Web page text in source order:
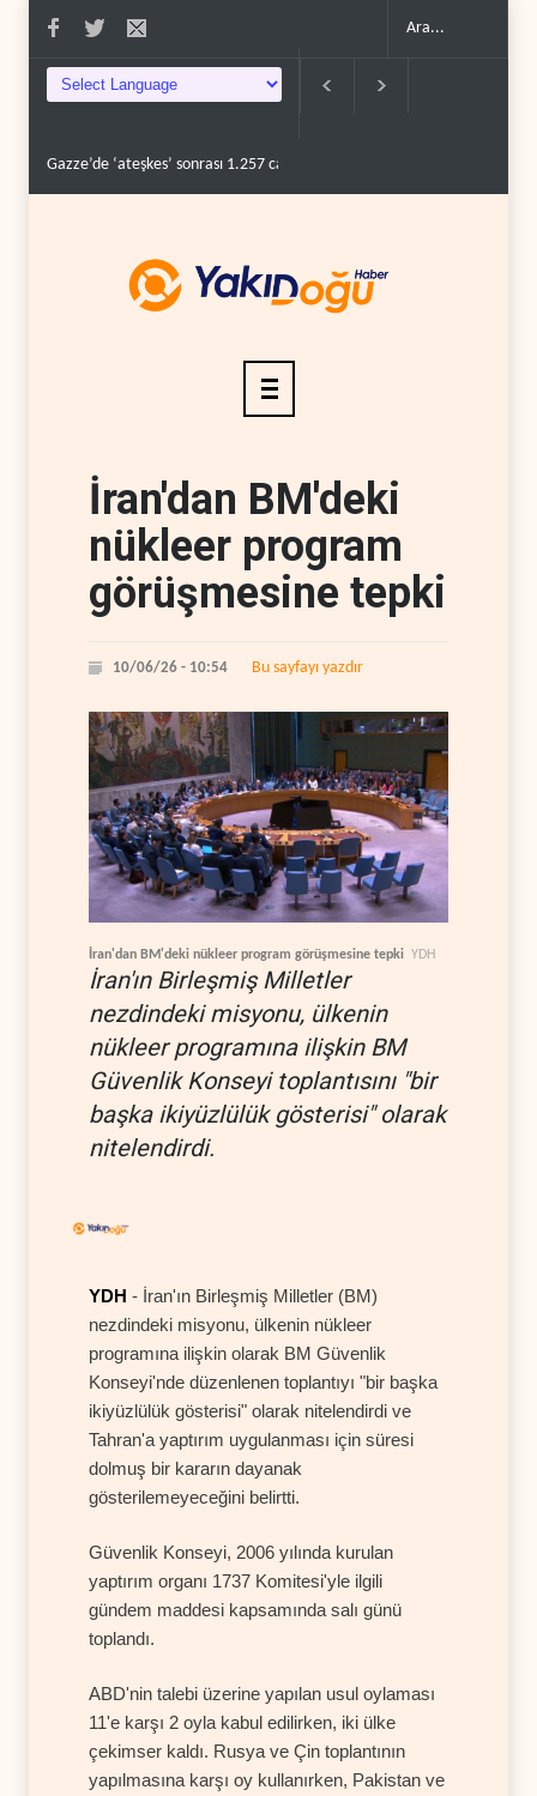
Gazze’de ‘ateşkes’ sonrası 1.257 can kaybı..
İran'dan BM'deki
nükleer program
görüşmesine tepki
10/06/26 - 10:54 Bu sayfayı yazdır
İran'dan BM'deki nükleer program görüşmesine tepki YDH
İran'ın Birleşmiş Milletler
nezdindeki misyonu, ülkenin
nükleer programına ilişkin BM
Güvenlik Konseyi toplantısını "bir
başka ikiyüzlülük gösterisi" olarak
nitelendirdi.
YDH - İran'ın Birleşmiş Milletler (BM)
nezdindeki misyonu, ülkenin nükleer
programına ilişkin olarak BM Güvenlik
Konseyi'nde düzenlenen toplantıyı "bir başka
ikiyüzlülük gösterisi" olarak nitelendirdi ve
Tahran'a yaptırım uygulanması için süresi
dolmuş bir kararın dayanak
gösterilemeyeceğini belirtti.
Güvenlik Konseyi, 2006 yılında kurulan
yaptırım organı 1737 Komitesi'yle ilgili
gündem maddesi kapsamında salı günü
toplandı.
ABD'nin talebi üzerine yapılan usul oylaması
11'e karşı 2 oyla kabul edilirken, iki ülke
çekimser kaldı. Rusya ve Çin toplantının
yapılmasına karşı oy kullanırken, Pakistan ve